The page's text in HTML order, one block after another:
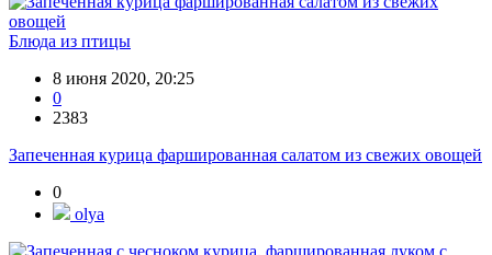
Блюда из птицы
8 июня 2020, 20:25
0
2383
Запеченная курица фаршированная салатом из свежих овощей
0
olya